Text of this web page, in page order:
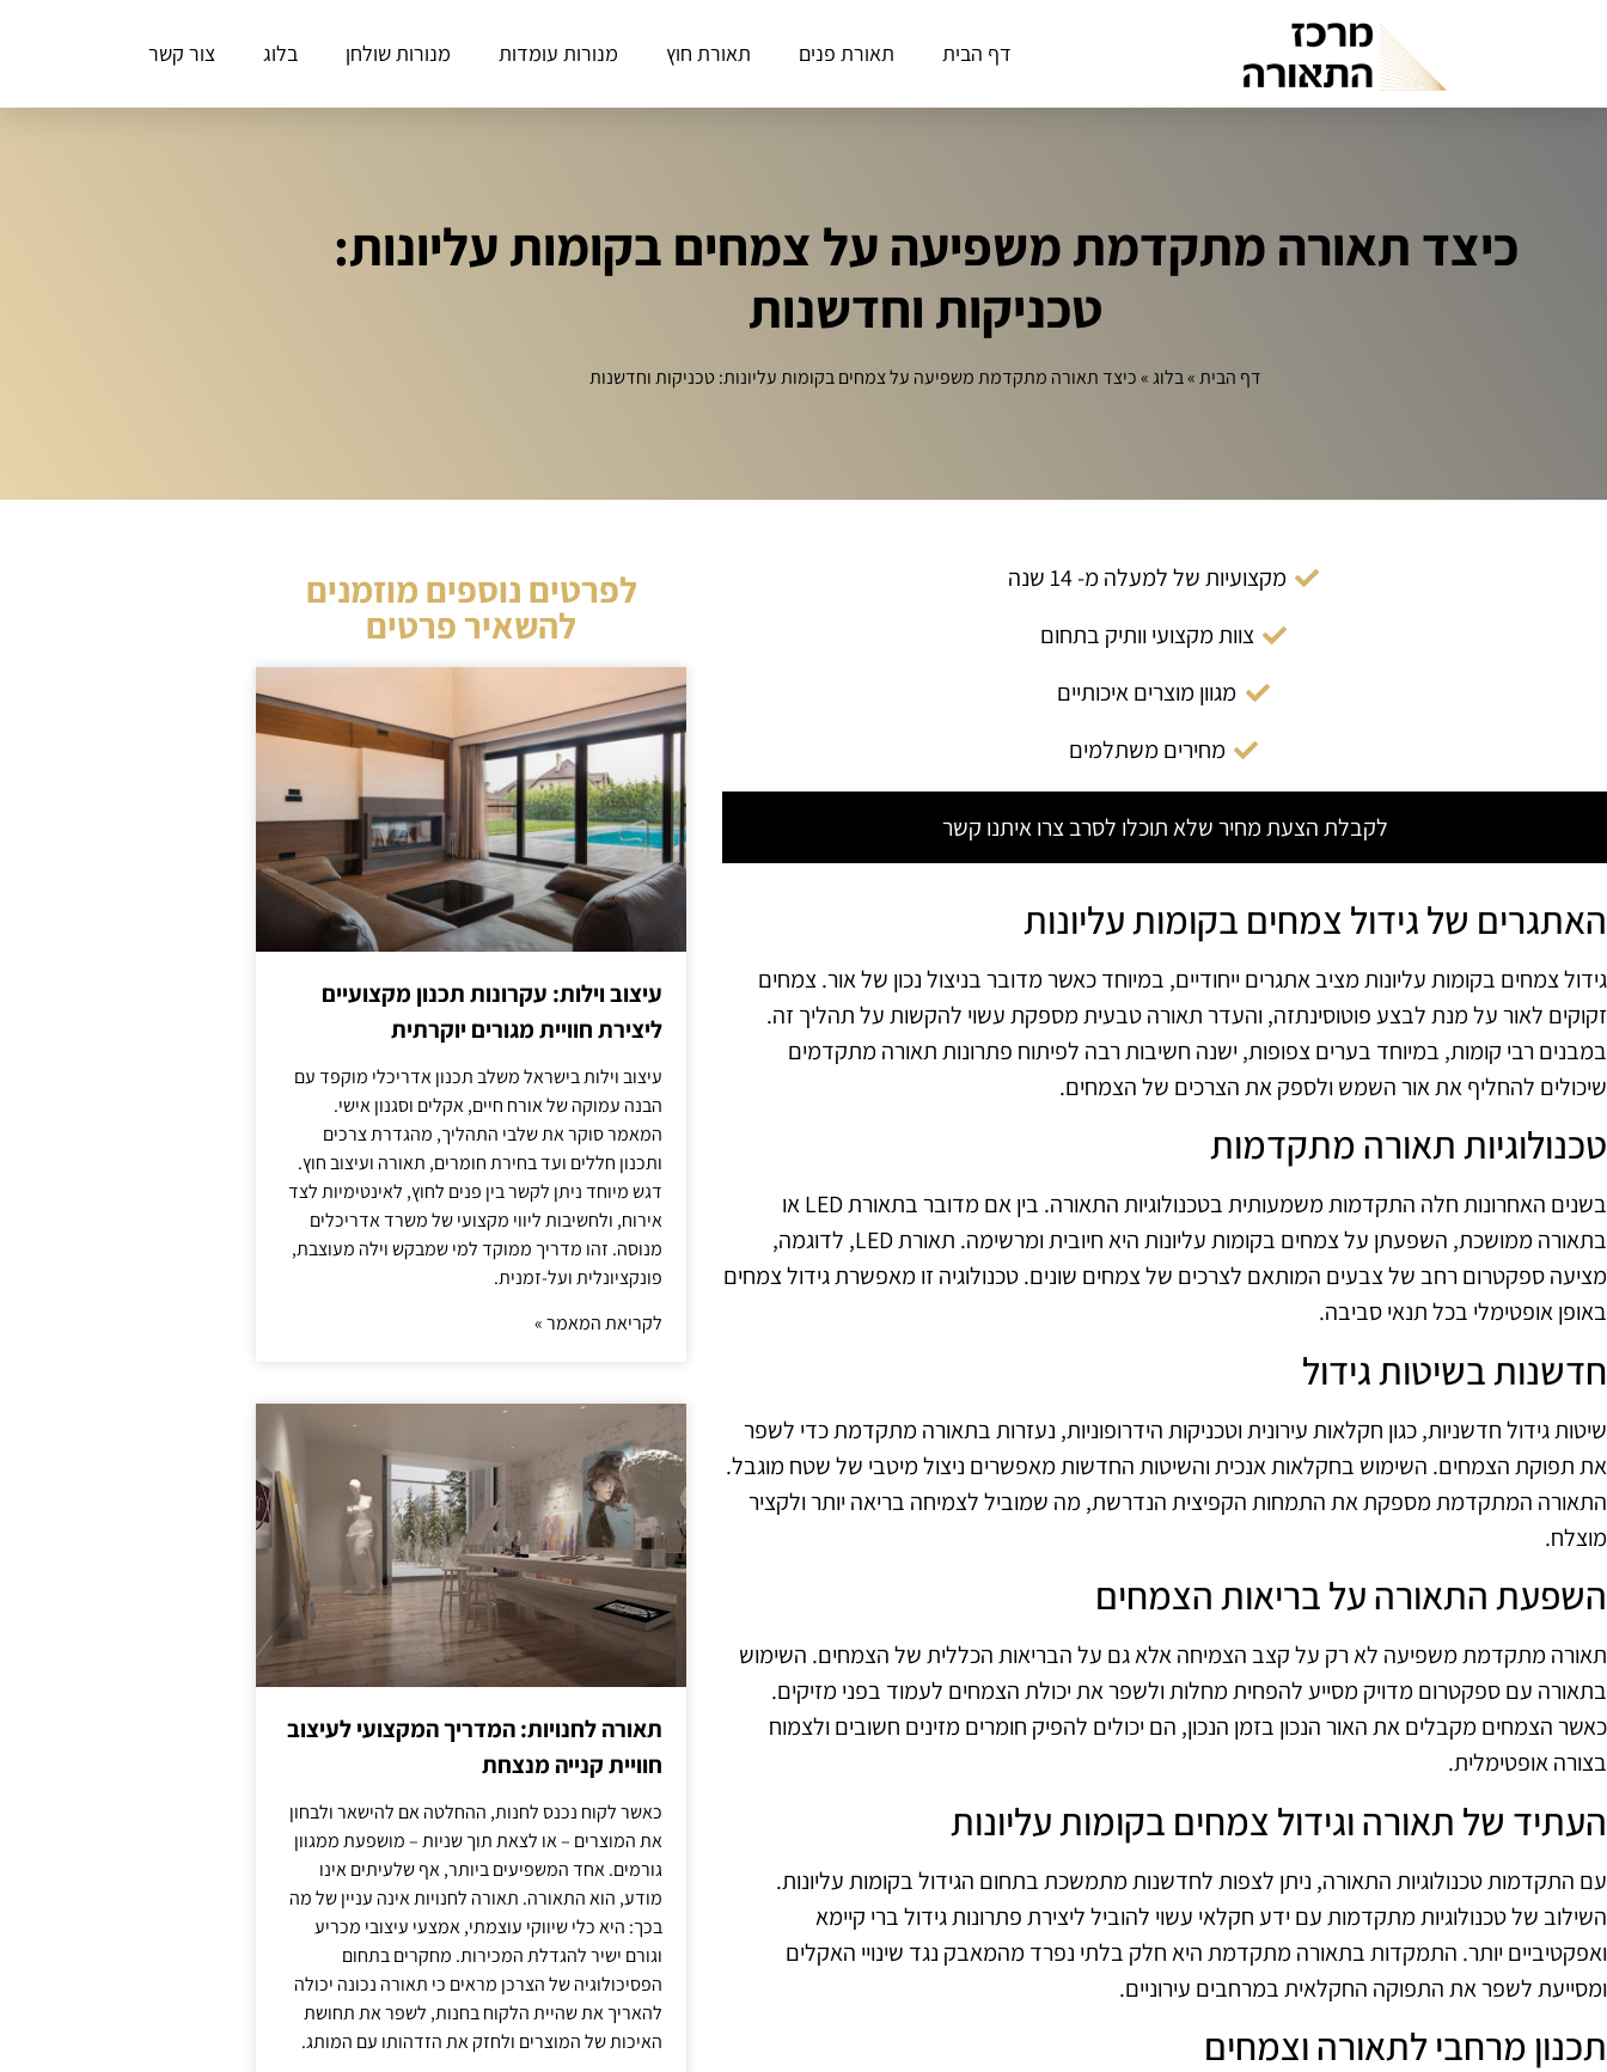
דף הבית תאורת פנים תאורת חוץ מנורות עומדות מנורות שולחן בלוג צור קשר
כיצד תאורה מתקדמת משפיעה על צמחים בקומות עליונות:
טכניקות וחדשנות
דף הבית»בלוג»כיצד תאורה מתקדמת משפיעה על צמחים בקומות עליונות: טכניקות וחדשנות
מקצועיות של למעלה מ- 14 שנה
צוות מקצועי וותיק בתחום
מגוון מוצרים איכותיים
מחירים משתלמים
לקבלת הצעת מחיר שלא תוכלו לסרב צרו איתנו קשר
האתגרים של גידול צמחים בקומות עליונות
גידול צמחים בקומות עליונות מציב אתגרים ייחודיים, במיוחד כאשר מדובר בניצול נכון של אור. צמחים
זקוקים לאור על מנת לבצע פוטוסינתזה, והעדר תאורה טבעית מספקת עשוי להקשות על תהליך זה.
במבנים רבי קומות, במיוחד בערים צפופות, ישנה חשיבות רבה לפיתוח פתרונות תאורה מתקדמים
שיכולים להחליף את אור השמש ולספק את הצרכים של הצמחים.
טכנולוגיות תאורה מתקדמות
בשנים האחרונות חלה התקדמות משמעותית בטכנולוגיות התאורה. בין אם מדובר בתאורת LED או
בתאורה ממושכת, השפעתן על צמחים בקומות עליונות היא חיובית ומרשימה. תאורת LED, לדוגמה,
מציעה ספקטרום רחב של צבעים המותאם לצרכים של צמחים שונים. טכנולוגיה זו מאפשרת גידול צמחים
באופן אופטימלי בכל תנאי סביבה.
חדשנות בשיטות גידול
שיטות גידול חדשניות, כגון חקלאות עירונית וטכניקות הידרופוניות, נעזרות בתאורה מתקדמת כדי לשפר
את תפוקת הצמחים. השימוש בחקלאות אנכית והשיטות החדשות מאפשרים ניצול מיטבי של שטח מוגבל.
התאורה המתקדמת מספקת את התמחות הקפיצית הנדרשת, מה שמוביל לצמיחה בריאה יותר ולקציר
מוצלח.
השפעת התאורה על בריאות הצמחים
תאורה מתקדמת משפיעה לא רק על קצב הצמיחה אלא גם על הבריאות הכללית של הצמחים. השימוש
בתאורה עם ספקטרום מדויק מסייע להפחית מחלות ולשפר את יכולת הצמחים לעמוד בפני מזיקים.
כאשר הצמחים מקבלים את האור הנכון בזמן הנכון, הם יכולים להפיק חומרים מזינים חשובים ולצמוח
בצורה אופטימלית.
העתיד של תאורה וגידול צמחים בקומות עליונות
עם התקדמות טכנולוגיות התאורה, ניתן לצפות לחדשנות מתמשכת בתחום הגידול בקומות עליונות.
השילוב של טכנולוגיות מתקדמות עם ידע חקלאי עשוי להוביל ליצירת פתרונות גידול ברי קיימא
ואפקטיביים יותר. התמקדות בתאורה מתקדמת היא חלק בלתי נפרד מהמאבק נגד שינויי האקלים
ומסייעת לשפר את התפוקה החקלאית במרחבים עירוניים.
תכנון מרחבי לתאורה וצמחים
לפרטים נוספים מוזמנים
להשאיר פרטים
עיצוב וילות: עקרונות תכנון מקצועיים
ליצירת חוויית מגורים יוקרתית
עיצוב וילות בישראל משלב תכנון אדריכלי מוקפד עם
הבנה עמוקה של אורח חיים, אקלים וסגנון אישי.
המאמר סוקר את שלבי התהליך, מהגדרת צרכים
ותכנון חללים ועד בחירת חומרים, תאורה ועיצוב חוץ.
דגש מיוחד ניתן לקשר בין פנים לחוץ, לאינטימיות לצד
אירוח, ולחשיבות ליווי מקצועי של משרד אדריכלים
מנוסה. זהו מדריך ממוקד למי שמבקש וילה מעוצבת,
פונקציונלית ועל-זמנית.
לקריאת המאמר »
תאורה לחנויות: המדריך המקצועי לעיצוב
חוויית קנייה מנצחת
כאשר לקוח נכנס לחנות, ההחלטה אם להישאר ולבחון
את המוצרים – או לצאת תוך שניות – מושפעת ממגוון
גורמים. אחד המשפיעים ביותר, אף שלעיתים אינו
מודע, הוא התאורה. תאורה לחנויות אינה עניין של מה
בכך: היא כלי שיווקי עוצמתי, אמצעי עיצובי מכריע
וגורם ישיר להגדלת המכירות. מחקרים בתחום
הפסיכולוגיה של הצרכן מראים כי תאורה נכונה יכולה
להאריך את שהיית הלקוח בחנות, לשפר את תחושת
האיכות של המוצרים ולחזק את הזדהותו עם המותג.